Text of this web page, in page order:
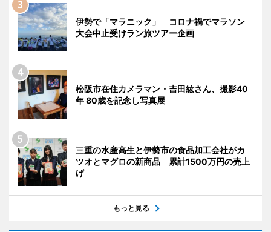
伊勢で「マラニック」 コロナ禍でマラソン
大会中止受けラン旅ツアー企画
松阪市在住カメラマン・吉田紘さん、撮影40
年 80歳を記念し写真展
三重の水産高生と伊勢市の食品加工会社がカ
ツオとマグロの新商品 累計1500万円の売上
げ
もっと見る